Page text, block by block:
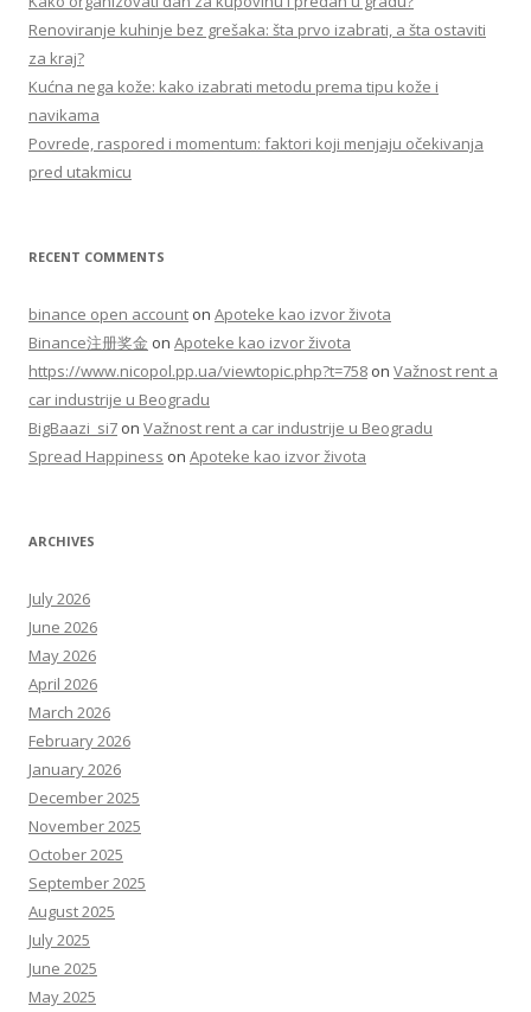
o
:
Renoviranje kuhinje bez grešaka: šta prvo izabrati, a šta ostaviti
za kraj?
Kućna nega kože: kako izabrati metodu prema tipu kože i
navikama
Povrede, raspored i momentum: faktori koji menjaju očekivanja
pred utakmicu
RECENT COMMENTS
binance open account on Apoteke kao izvor života
Binance注册奖金 on Apoteke kao izvor života
https://www.nicopol.pp.ua/viewtopic.php?t=758 on Važnost rent a
car industrije u Beogradu
BigBaazi_si7 on Važnost rent a car industrije u Beogradu
Spread Happiness on Apoteke kao izvor života
ARCHIVES
July 2026
June 2026
May 2026
April 2026
March 2026
February 2026
January 2026
December 2025
November 2025
October 2025
September 2025
August 2025
July 2025
June 2025
May 2025